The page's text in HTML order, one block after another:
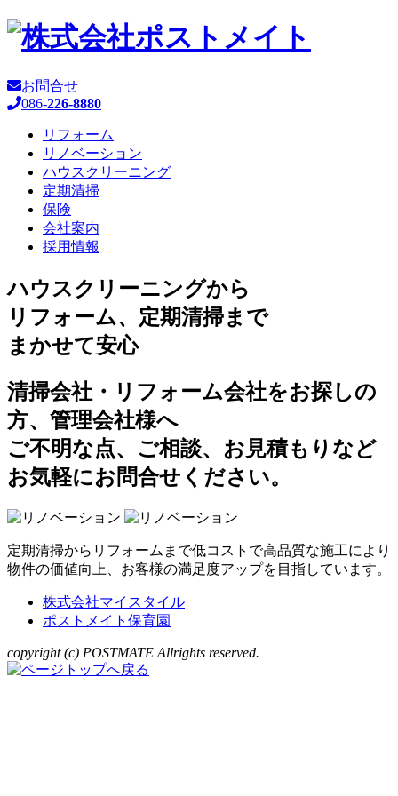
お問合せ
086-226-8880
リフォーム
リノベーション
ハウスクリーニング
定期清掃
保険
会社案内
採用情報
ハウスクリーニングから
リフォーム、定期清掃まで
まかせて安心
清掃会社・リフォーム会社をお探しの
方、管理会社様へ
ご不明な点、ご相談、お見積もりなど
お気軽にお問合せください。
定期清掃からリフォームまで低コストで高品質な施工により
物件の価値向上、お客様の満足度アップを目指しています。
株式会社マイスタイル
ポストメイト保育園
copyright (c) POSTMATE Allrights reserved.